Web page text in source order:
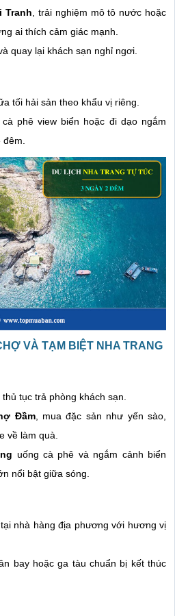
Tranh, trải nghiệm mô tô nước hoặc
ai thích cảm giác mạnh.
quay lại khách sạn nghỉ ngơi.
tối hải sản theo khẩu vị riêng.
phê view biển hoặc đi dạo ngắm
VÀ TẠM BIỆT NHA TRANG
tục trả phòng khách sạn.
Đầm, mua đặc sản như yến sào,
về làm quà.
uống cà phê và ngắm cảnh biển
nổi bật giữa sóng.
nhà hàng địa phương với hương vị
bay hoặc ga tàu chuẩn bị kết thúc